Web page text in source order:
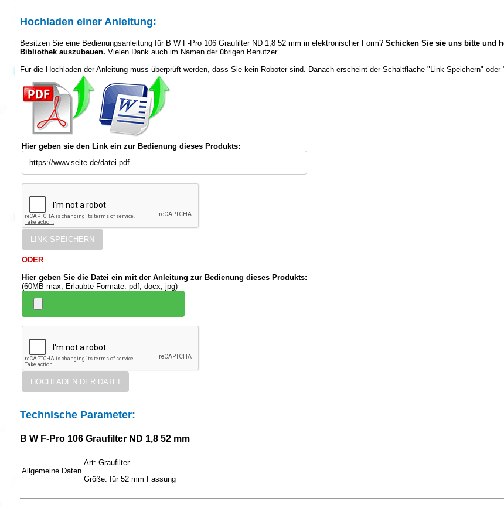
Hochladen einer Anleitung:
Besitzen Sie eine Bedienungsanleitung für B W F-Pro 106 Graufilter ND 1,8 52 mm in elektronischer Form? Schicken Sie sie uns bitte und
Bibliothek auszubauen. Vielen Dank auch im Namen der übrigen Benutzer.
Für die Hochladen der Anleitung muss überprüft werden, dass Sie kein Roboter sind. Danach erscheint der Schaltfläche "Link Speichern" oder
Hier geben sie den Link ein zur Bedienung dieses Produkts:
ODER
Hier geben Sie die Datei ein mit der Anleitung zur Bedienung dieses Produkts:
(60MB max; Erlaubte Formate: pdf, docx, jpg)
Technische Parameter:
B W F-Pro 106 Graufilter ND 1,8 52 mm
Allgemeine Daten
Art: Graufilter
Größe: für 52 mm Fassung